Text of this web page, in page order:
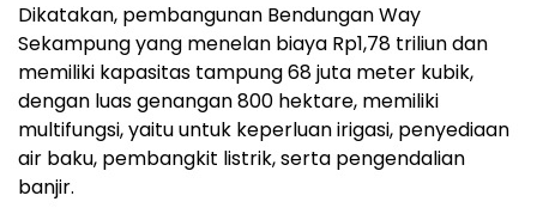
Dikatakan, pembangunan Bendungan Way
Sekampung yang menelan biaya Rp1,78 triliun dan
memiliki kapasitas tampung 68 juta meter kubik,
dengan luas genangan 800 hektare, memiliki
multifungsi, yaitu untuk keperluan irigasi, penyediaan
air baku, pembangkit listrik, serta pengendalian
banjir.